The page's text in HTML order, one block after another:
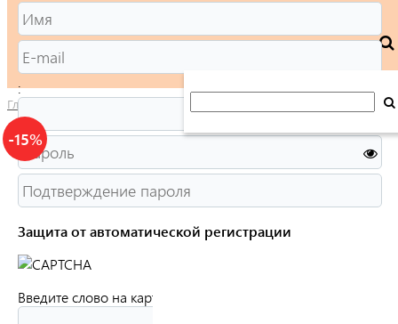
Главная Цепочки
-15%
:
Защита от автоматической регистрации
Введите слово на картинке: